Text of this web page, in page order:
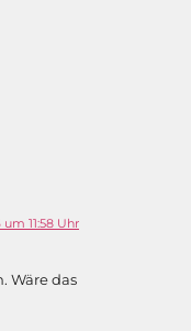
11:58 Uhr
Wäre das